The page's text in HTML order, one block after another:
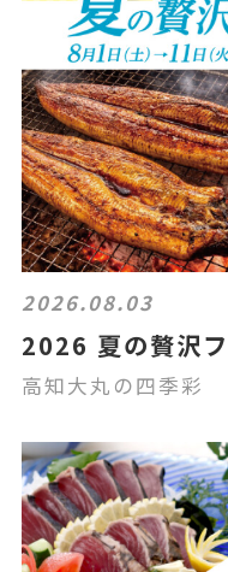
2026.08.03
2026 夏の贅沢
高知大丸の四季彩